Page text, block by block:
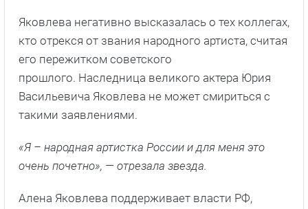
Яковлева негативно высказалась о тех коллегах,
кто отрекся от звания народного артиста, считая
его пережитком советского
прошлого. Наследница великого актера Юрия
Васильевича Яковлева не может смириться с
такими заявлениями.
«Я – народная артистка России и для меня это
очень почетно», — отрезала звезда.
Алена Яковлева поддерживает власти РФ,